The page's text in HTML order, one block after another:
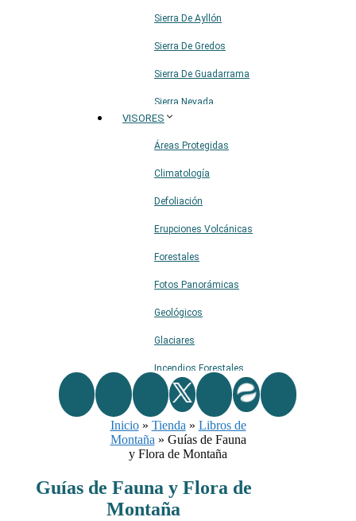
Sierra De Ayllón
Sierra De Gredos
Sierra De Guadarrama
Sierra Nevada
VISORES
Áreas Protegidas
Climatología
Defoliación
Erupciones Volcánicas
Forestales
Fotos Panorámicas
Geológicos
Glaciares
Incendios Forestales
Naturaleza
Ríos
Rutas De Montaña
Terremotos
Topográficos
Inicio» Tienda » Libros de
Montaña » Guías de Fauna
y Flora de Montaña
Guías de Fauna y Flora de
Montaña